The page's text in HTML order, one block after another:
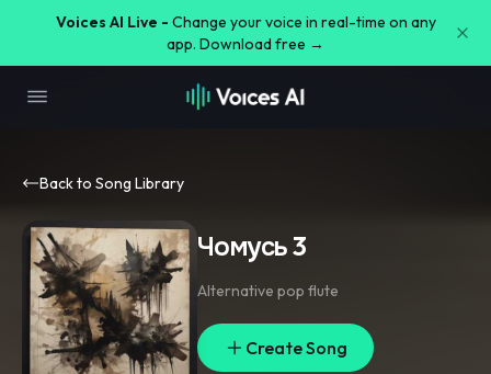
Voices AI Live - Change your voice in real-time on any
app. Download free →
Back to Song Library
Чомусь 3
Alternative pop flute
Create Song